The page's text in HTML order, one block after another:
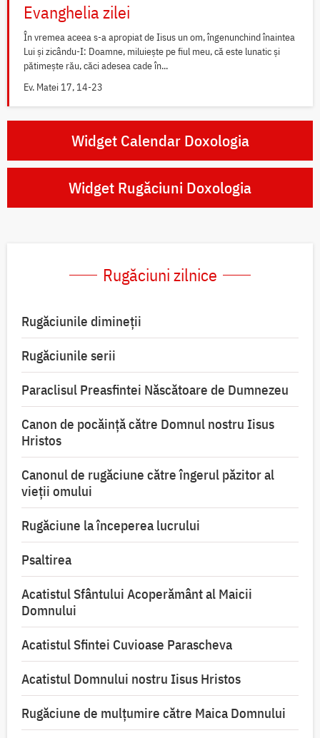
Evanghelia zilei
În vremea aceea s-a apropiat de Iisus un om, îngenunchind înaintea
Lui și zicându-I: Doamne, miluiește pe fiul meu, că este lunatic și
pătimește rău, căci adesea cade în...
Ev. Matei 17, 14-23
Widget Calendar Doxologia
Widget Rugăciuni Doxologia
Rugăciuni zilnice
Rugăciunile dimineții
Rugăciunile serii
Paraclisul Preasfintei Născătoare de Dumnezeu
Canon de pocăință către Domnul nostru Iisus
Hristos
Canonul de rugăciune către îngerul păzitor al
vieții omului
Rugăciune la începerea lucrului
Psaltirea
Acatistul Sfântului Acoperământ al Maicii
Domnului
Acatistul Sfintei Cuvioase Parascheva
Acatistul Domnului nostru Iisus Hristos
Rugăciune de mulţumire către Maica Domnului